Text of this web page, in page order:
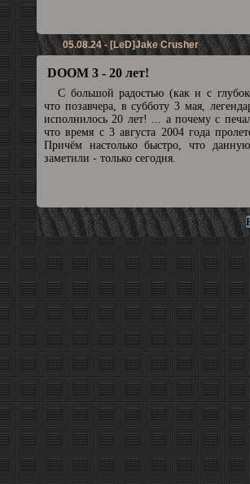
05.08.24 - [LeD]Jake Crusher
DOOM 3 - 20 лет!
С большой радостью (как и с
что позавчера, в субботу 3 мая,
исполнилось 20 лет! ... а почему с
что время с 3 августа 2004 года
Причём настолько быстро, что
заметили - только сегодня.